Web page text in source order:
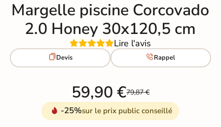
Margelle piscine Corcovado
2.0 Honey 30x120,5 cm
Lire l'avis
Devis Rappel
59,90 €79,87 €
-25%sur le prix public conseillé